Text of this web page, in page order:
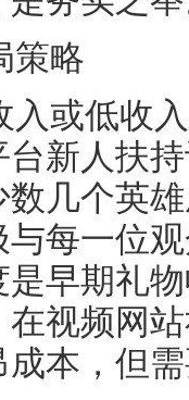
策略
入或低收
新人扶
几个英
每一位
是早期礼
视频网
本，但